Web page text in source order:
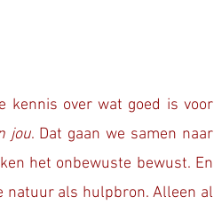
kennis over wat goed is voor
jou. Dat gaan we samen naar
het onbewuste bewust. En
natuur als hulpbron. Alleen al